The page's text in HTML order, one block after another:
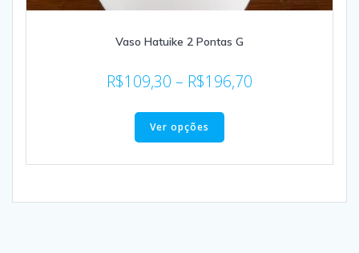
Vaso Hatuike 2 Pontas G
R$109,30 – R$196,70
Ver opções